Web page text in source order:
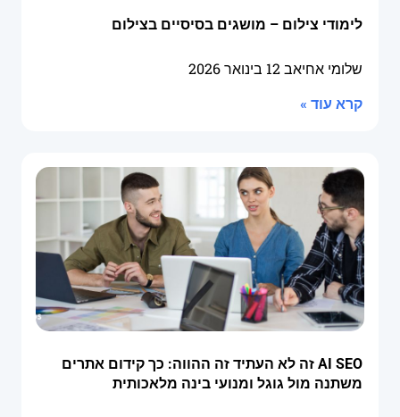
לימודי צילום – מושגים בסיסיים בצילום
שלומי אחיאב12 בינואר 2026
קרא עוד »
AI SEO זה לא העתיד זה ההווה: כך קידום אתרים
משתנה מול גוגל ומנועי בינה מלאכותית